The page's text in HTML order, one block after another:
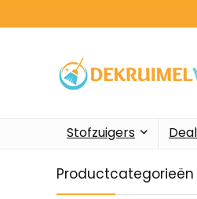
Stofzuigers
Productcategorieën